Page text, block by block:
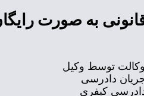
به صورت
توسط وکیل
دادرسی
کیفری